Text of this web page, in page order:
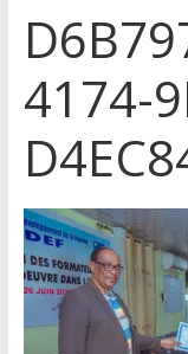
4174-